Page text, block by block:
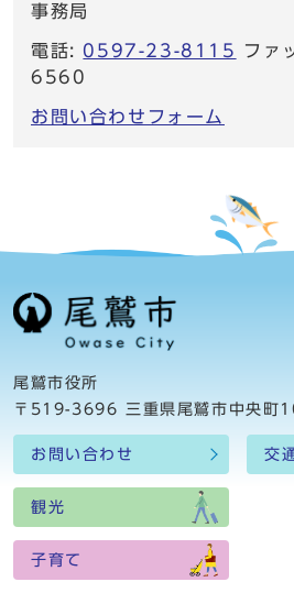
事務局
電話: 0597-23-8115
ファ
6560
お問い合わせフォーム
尾鷲市役所
〒519-3696 三重県尾鷲市中央町
お問い合わせ 交
観光
子育て